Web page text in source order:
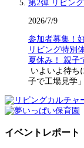
2026/7/9
参加者募集！
リビング特別
夏休み！ 親子
いよいよ待ち
子で工場見学
イベントレポート